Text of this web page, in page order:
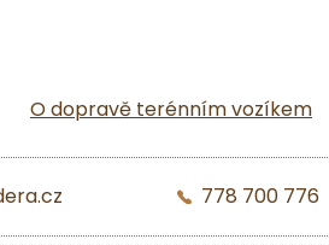
O dopravě terénním vozíkem
778 700 776